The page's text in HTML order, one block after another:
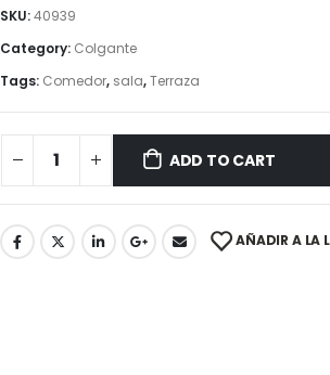
SKU:40939
Category: Colgante
Tags: Comedor, sala,Terraza
ADD TO CART
AÑADIR A LA